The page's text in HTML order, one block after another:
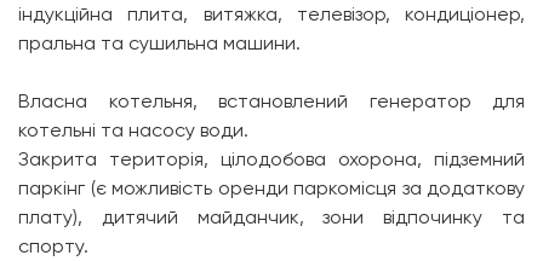
індукційна плита, витяжка, телевізор, кондиціонер,
пральна та сушильна машини.
Власна котельня, встановлений генератор для
котельні та насосу води.
Закрита територія, цілодобова охорона, підземний
паркінг (є можливість оренди паркомісця за додаткову
плату), дитячий майданчик, зони відпочинку та
спорту.